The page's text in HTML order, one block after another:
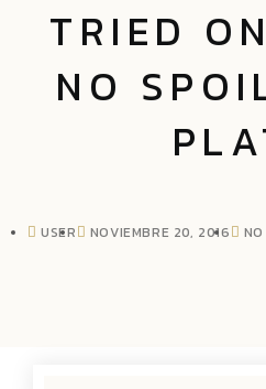
TRIED
NO
USER NOVIEMBRE 20, 2016